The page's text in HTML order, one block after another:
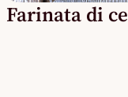
Farinata di